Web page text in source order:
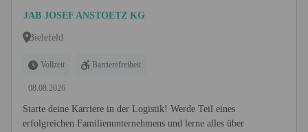
JAB JOSEF ANSTOETZ KG
Bielefeld
Vollzeit Barrierefreiheit
08.08.2026
Starte deine Karriere in der Logistik! Werde Teil eines
erfolgreichen Familienunternehmens und lerne alles über